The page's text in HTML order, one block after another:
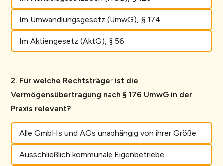
Im Umwandlungsgesetz (UmwG), § 174
Im Aktiengesetz (AktG), § 56
Für welche Rechtsträger ist die
Vermögensübertragung nach § 176 UmwG in der
Praxis relevant?
Alle GmbHs und AGs unabhängig von ihrer Größe
Ausschließlich kommunale Eigenbetriebe